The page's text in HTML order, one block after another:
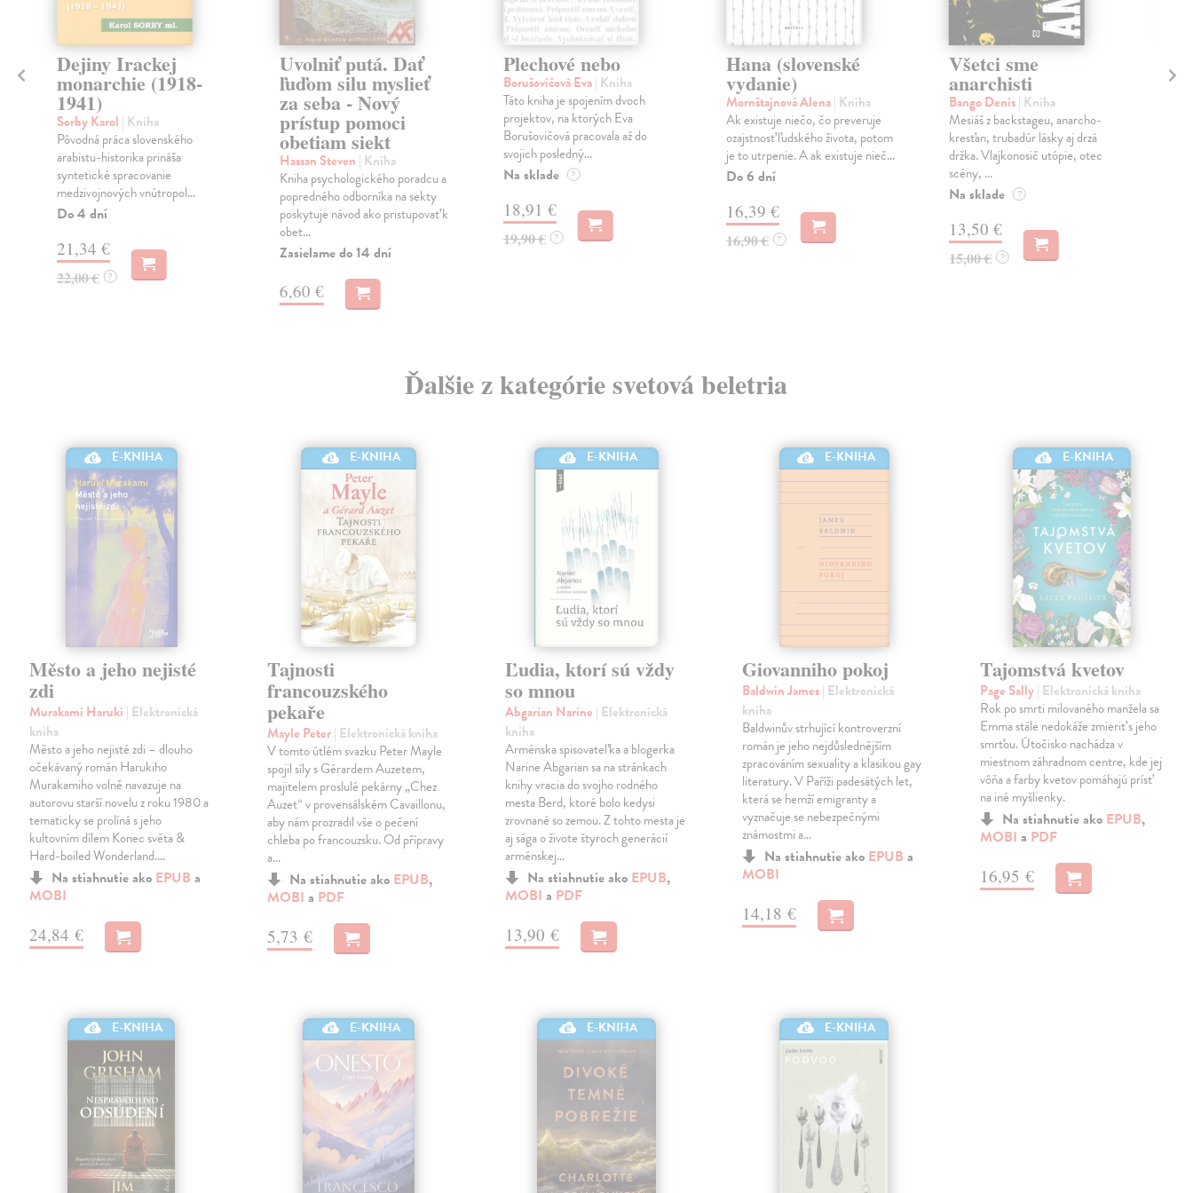
Dejiny Irackej
monarchie (1918-
1941)
Sorby Karol | Kniha
Pôvodná práca slovenského
arabistu-historika prináša
syntetické spracovanie
medzivojnových vnútropol...
Do 4 dní
21,34 €
22,00 € ?
Uvolniť putá. Dať
ľuďom silu myslieť
za seba - Nový
prístup pomoci
obetiam siekt
Hassan Steven | Kniha
Kniha psychologického poradcu a
popredného odborníka na sekty
poskytuje návod ako pristupovať k
obet...
Zasielame do 14 dní
6,60 €
Plechové nebo
Borušovičová Eva| Kniha
Táto kniha je spojením dvoch
projektov, na ktorých Eva
Borušovičová pracovala až do
svojich posledný...
Na sklade ?
18,91 €
19,90 € ?
Hana (slovenské
vydanie)
Mornštajnová Alena| Kniha
Ak existuje niečo, čo preveruje
ozajstnosť ľudského života, potom
je to utrpenie. A ak existuje nieč...
Do 6 dní
16,39 €
16,90 € ?
Všetci sme
anarchisti
Bango Denis| Kniha
Mesiáš z backstageu, anarcho-
kresťan, trubadúr lásky aj drzá
držka. Vlajkonosič utópie, otec
scény, ...
Na sklade ?
13,50 €
15,00 € ?
V
Ďalšie z kategórie svetová beletria
E-KNIHA
Město a jeho nejisté
zdi
Murakami Haruki | Elektronická
kniha
Město a jeho nejisté zdi – dlouho
očekávaný román Harukiho
Murakamiho volně navazuje na
autorovu starší novelu z roku 1980 a
tematicky se prolíná s jeho
kultovním dílem Konec světa &
Hard-boiled Wonderland.…
Na stiahnutie ako EPUB a
MOBI
24,84 €
E-KNIHA
Tajnosti
francouzského
pekaře
Mayle Peter| Elektronická kniha
V tomto útlém svazku Peter Mayle
spojil síly s Gérardem Auzetem,
majitelem proslulé pekárny „Chez
Auzet“ v provensálském Cavaillonu,
aby nám prozradil vše o pečení
chleba po francouzsku. Od přípravy
a…
Na stiahnutie ako EPUB,
MOBI a PDF
5,73 €
E-KNIHA
Ľudia, ktorí sú vždy
so mnou
Abgarian Narine | Elektronická
kniha
Arménska spisovateľka a blogerka
Narine Abgarian sa na stránkach
knihy vracia do svojho rodného
mesta Berd, ktoré bolo kedysi
zrovnané so zemou. Z tohto mesta je
aj sága o živote štyroch generácií
arménskej…
Na stiahnutie ako EPUB,
MOBI a PDF
13,90 €
E-KNIHA
Giovanniho pokoj
Baldwin James| Elektronická
kniha
Baldwinův strhující kontroverzní
román je jeho nejdůslednějším
zpracováním sexuality a klasikou gay
literatury. V Paříži padesátých let,
která se hemží emigranty a
vyznačuje se nebezpečnými
známostmi a…
Na stiahnutie ako EPUB a
MOBI
14,18 €
E-KNIHA
Tajomstvá kvetov
Page Sally| Elektronická kniha
Rok po smrti milovaného manžela sa
Emma stále nedokáže zmieriť s jeho
smrťou. Útočisko nachádza v
miestnom záhradnom centre, kde jej
vôňa a farby kvetov pomáhajú prísť
na iné myšlienky.
Na stiahnutie ako EPUB,
MOBI a PDF
16,95 €
E-KNIHA E-KNIHA E-KNIHA E-KNIHA